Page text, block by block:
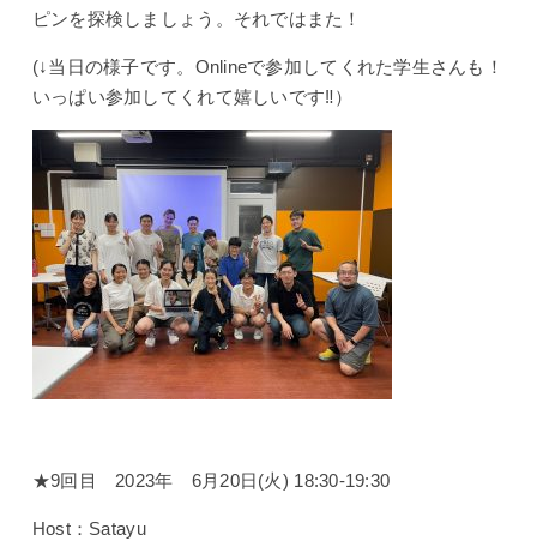
ピンを探検しましょう。それではまた！
(↓当日の様子です。Onlineで参加してくれた学生さんも！
いっぱい参加してくれて嬉しいです‼︎）
★9回目 2023年 6月20日(火) 18:30-19:30
Host：Satayu